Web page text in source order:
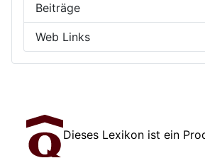
Beiträge
Web Links
Dieses Lexikon ist ein